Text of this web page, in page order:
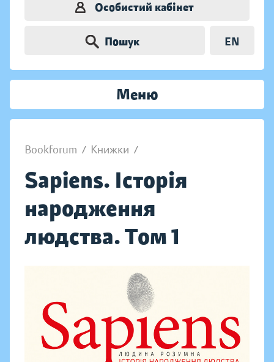
Особистий кабінет
Пошук EN
Меню
Bookforum / Книжки /
Sapiens. Історія
народження
людства. Том 1